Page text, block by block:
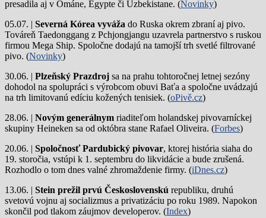
presadila aj v Ománe, Egypte či Uzbekistane. (Novinky)
05.07. | Severná Kórea vyváža do Ruska okrem zbraní aj pivo.
Továreň Taedonggang z Pchjongjangu uzavrela partnerstvo s ruskou
firmou Mega Ship. Spoločne dodajú na tamojší trh svetlé filtrované
pivo. (Novinky)
30.06. | Plzeňský Prazdroj sa na prahu tohtoročnej letnej sezóny
dohodol na spolupráci s výrobcom obuvi Baťa a spoločne uvádzajú
na trh limitovanú edíciu kožených tenisiek. (oPivě.cz)
28.06. | Novým generálnym riaditeľom holandskej pivovarníckej
skupiny Heineken sa od októbra stane Rafael Oliveira. (Forbes)
20.06. | Spoločnosť Pardubický pivovar, ktorej história siaha do
19. storočia, vstúpi k 1. septembru do likvidácie a bude zrušená.
Rozhodlo o tom dnes valné zhromaždenie firmy. (iDnes.cz)
13.06. | Stein prežil prvú Československú republiku, druhú
svetovú vojnu aj socializmus a privatizáciu po roku 1989. Napokon
skončil pod tlakom záujmov developerov. (Index)